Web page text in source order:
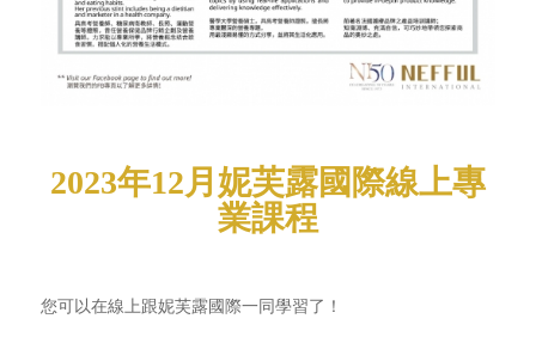
2023年12月妮芙露國際線上專
業課程
您可以在線上跟妮芙露國際一同學習了！